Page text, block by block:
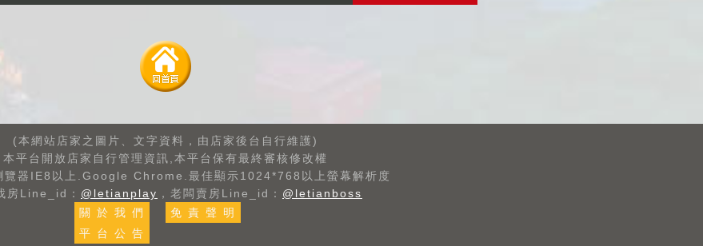
繳付住宿費餘款，
車事項（須帶駕照
喔！）。 ■免費提
供腳踏車 (數量有
餐一律由林媽媽親
自掌廚免費提供宜
蘭道地中式風味餐
(自助式) (早餐用
餐時間AM7:00~9:
00)。 ■包棟25~3
於期限內擇期住
恕不負責，敬請見
週告知
不減哦！），三歲
200元(以一人為
限)。 ◆可採電話
預約、線上訂房或
訂房後請以電話確
認並按照預約人數
前來，我們將為您
貼心準備。 ◆為
維護各位朋友之權
益，請於訂房三日
內轉帳50%住宿費
(本網站店家之圖片、文字資料，由店家後台自行維護)
本平台開放店家自行管理資訊,本平台保有最終審核修改權
覽器IE8以上.Google Chrome.最佳顯示1024*768以上螢幕解析度
房Line_id： @letianplay ，老闆賣房Line_id： @letianboss
關 於 我 們
免 責 聲 明
平 台 公 告